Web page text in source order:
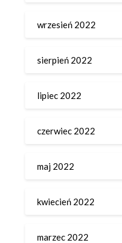
wrzesień 2022
sierpień 2022
lipiec 2022
czerwiec 2022
maj 2022
kwiecień 2022
marzec 2022